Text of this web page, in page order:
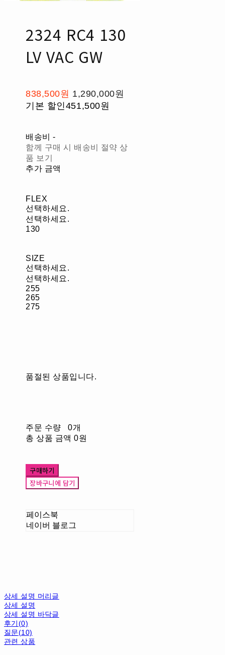
2324 RC4 130
LV VAC GW
838,500원 1,290,000원
기본 할인451,500원
배송비-
함께 구매 시 배송비 절약 상
품 보기
추가 금액
FLEX
선택하세요.
선택하세요.
130
SIZE
선택하세요.
선택하세요.
255
265
275
품절된 상품입니다.
주문 수량
0개
총 상품 금액 0원
구매하기
장바구니에 담기
페이스북
네이버 블로그
상세 설명 머리글
상세 설명
상세 설명 바닥글
후기(0)
질문(10)
관련 상품